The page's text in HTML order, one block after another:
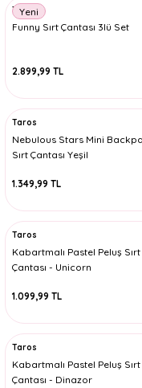
Yeni
Taros
Funny Sırt Çantası 3lü Set
2.899,99 TL
Taros
Nebulous Stars Mini
Sırt Çantası Yeşil
1.349,99 TL
Taros
Kabartmalı Pastel Peluş Sırt
Çantası - Unicorn
1.099,99 TL
Taros
Kabartmalı Pastel Peluş Sırt
Çantası - Dinazor